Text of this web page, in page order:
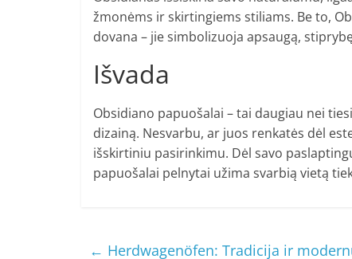
žmonėms ir skirtingiems stiliams. Be to,
dovana – jie simbolizuoja apsaugą,
Išvada
Obsidiano papuošalai – tai daugiau nei
dizainą. Nesvarbu, ar juos renkatės dėl
išskirtiniu pasirinkimu. Dėl savo
papuošalai pelnytai užima svarbią vietą
← Herdwagenöfen: Tradicija ir